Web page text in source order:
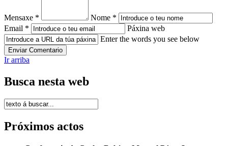
Mensaxe *
Nome *
Email *
Páxina web
Enter the words you see below
Ir arriba
Busca nesta web
Próximos actos